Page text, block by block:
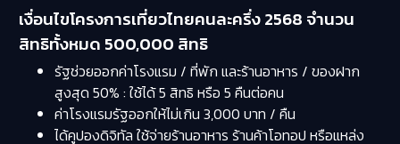
เงื่อนไขโครงการเที่ยวไทยคนละครึ่ง 2568 จำนวน
สิทธิทั้งหมด 500,000 สิทธิ
รัฐช่วยออกค่าโรงแรม / ที่พัก และร้านอาหาร / ของฝาก
สูงสุด 50% : ใช้ได้ 5 สิทธิ หรือ 5 คืนต่อคน
ค่าโรงแรมรัฐออกให้ไม่เกิน 3,000 บาท / คืน
ได้คูปองดิจิทัล ใช้จ่ายร้านอาหาร ร้านค้าโอทอป หรือแหล่ง